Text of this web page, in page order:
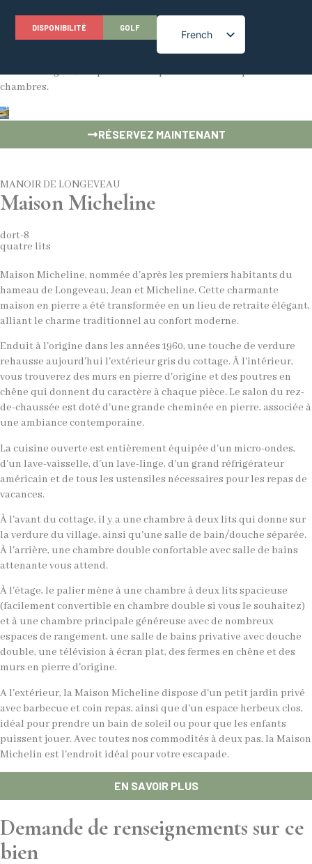
DISPONIBILITÉ GOLF
French
English
Maison Micheline
Ce charmant cottage en pierre a été transformé en un lieu de
retraite élégant, adapté aux tout-petits et doté de quatre
chambres.
RÉSERVEZ MAINTENANT
MANOIR DE LONGEVEAU
Maison Micheline
dort-8
quatre lits
Maison Micheline, nommée d'après les premiers habitants du
hameau de Longeveau, Jean et Micheline. Cette charmante
maison en pierre a été transformée en un lieu de retraite élégant,
alliant le charme traditionnel au confort moderne.
Enduit à l'origine dans les années 1960, une touche de verdure
rehausse aujourd'hui l'extérieur gris du cottage. À l'intérieur,
vous trouverez des murs en pierre d'origine et des poutres en
chêne qui donnent du caractère à chaque pièce. Le salon du rez-
de-chaussée est doté d'une grande cheminée en pierre, associée à
une ambiance contemporaine.
La cuisine ouverte est entièrement équipée d'un micro-ondes,
d'un lave-vaisselle, d'un lave-linge, d'un grand réfrigérateur
américain et de tous les ustensiles nécessaires pour les repas de
vacances.
À l'avant du cottage, il y a une chambre à deux lits qui donne sur
la verdure du village, ainsi qu'une salle de bain/douche séparée.
À l'arrière, une chambre double confortable avec salle de bains
attenante vous attend.
À l'étage, le palier mène à une chambre à deux lits spacieuse
(facilement convertible en chambre double si vous le souhaitez)
et à une chambre principale généreuse avec de nombreux
espaces de rangement, une salle de bains privative avec douche
double, une télévision à écran plat, des fermes en chêne et des
murs en pierre d'origine.
A l'extérieur, la Maison Micheline dispose d'un petit jardin privé
avec barbecue et coin repas, ainsi que d'un espace herbeux clos,
idéal pour prendre un bain de soleil ou pour que les enfants
puissent jouer. Avec toutes nos commodités à deux pas, la Maison
Michelin est l'endroit idéal pour votre escapade.
EN SAVOIR PLUS
Demande de renseignements sur ce
bien